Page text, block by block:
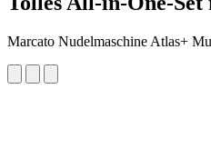
Marcato Nudelmaschine Atlas+